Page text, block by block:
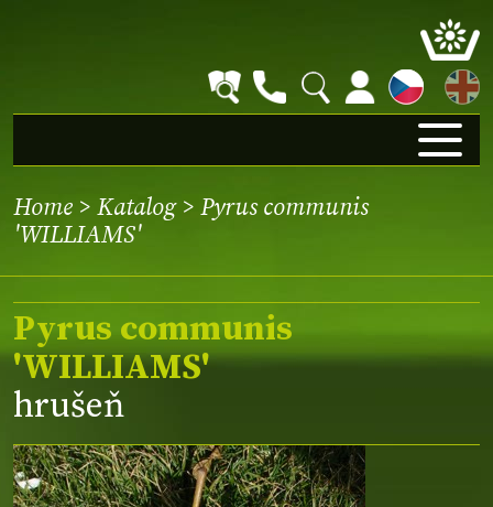
EN
Home > Katalog> Pyrus communis
'WILLIAMS'
Pyrus communis
'WILLIAMS'
hrušeň